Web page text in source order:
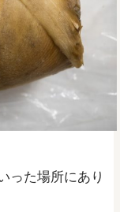
った場所にあり